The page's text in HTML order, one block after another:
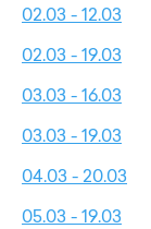
02.03 - 12.03
02.03 - 19.03
03.03 - 16.03
03.03 - 19.03
04.03 - 20.03
05.03 - 19.03